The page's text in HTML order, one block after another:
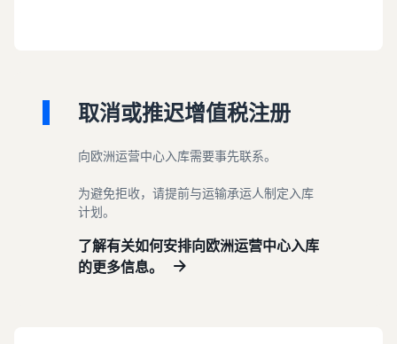
取消或推迟增值税注册
向欧洲运营中心入库需要事先联系。
为避免拒收，请提前与运输承运人制定入库
计划。
了解有关如何安排向欧洲运营中心入库
的更多信息。